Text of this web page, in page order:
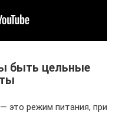
быть цельные
это режим питания, при